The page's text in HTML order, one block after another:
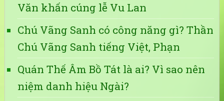
Văn khấn cúng lễ Vu Lan
Chú Vãng Sanh có công năng gì? Thần
Chú Vãng Sanh tiếng Việt, Phạn
Quán Thế Âm Bồ Tát là ai? Vì sao nên
niệm danh hiệu Ngài?